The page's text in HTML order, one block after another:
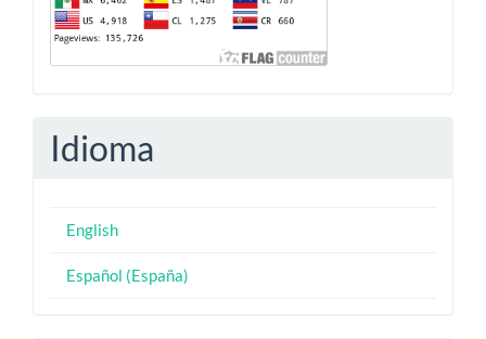
Idioma
English
Español (España)